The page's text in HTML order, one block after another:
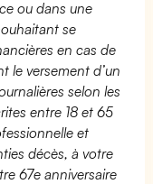
ou dans une
se
en cas de
le versement d’un
selon les
entre 18 et 65
et
décès, à votre
67e anniversaire